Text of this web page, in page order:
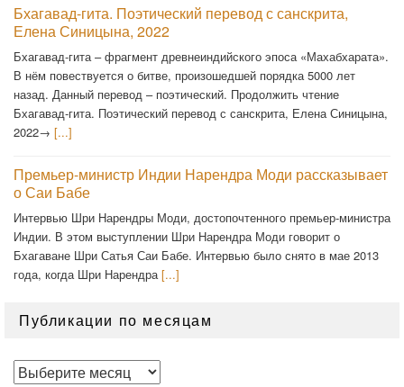
Бхагавад-гита. Поэтический перевод с санскрита,
Елена Синицына, 2022
Бхагавад-гита – фрагмент древнеиндийского эпоса «Махабхарата».
В нём повествуется о битве, произошедшей порядка 5000 лет
назад. Данный перевод – поэтический. Продолжить чтение
Бхагавад-гита. Поэтический перевод с санскрита, Елена Синицына,
2022→ [...]
Премьер-министр Индии Нарендра Моди рассказывает
о Саи Бабе
Интервью Шри Нарендры Моди, достопочтенного премьер-министра
Индии. В этом выступлении Шри Нарендра Моди говорит о
Бхагаване Шри Сатья Саи Бабе. Интервью было снято в мае 2013
года, когда Шри Нарендра [...]
Публикации по месяцам
Публикации